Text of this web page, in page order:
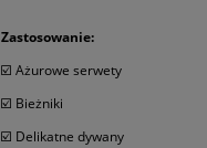
Zastosowanie:
☑️ Ażurowe serwety
☑️ Bieżniki
☑️ Delikatne dywany